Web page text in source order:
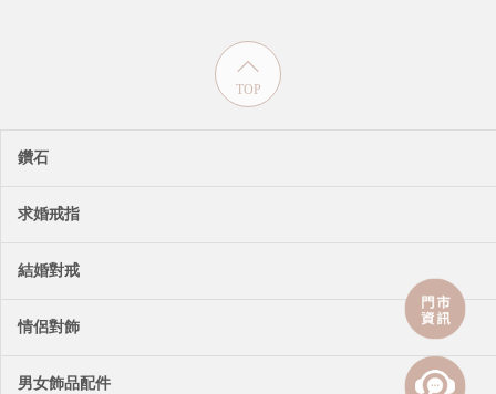
TOP
鑽石
求婚戒指
結婚對戒
情侶對飾
男女飾品配件